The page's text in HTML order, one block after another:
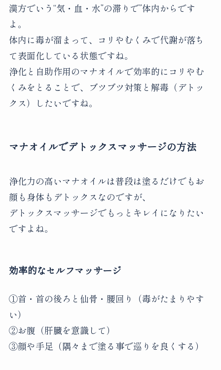
漢方でいう“気・血・水”の滞りで”体内からです
よ。
体内に毒が溜まって、コリやむくみで代謝が落ち
て表面化している状態ですね。
浄化と自助作用のマナオイルで効率的にコリやむ
くみをとることで、ブツブツ対策と解毒（デトッ
クス）したいですね。
マナオイルでデトックスマッサージの方法
浄化力の高いマナオイルは普段は塗るだけでもお
顔も身体もデトックスなのですが、
デトックスマッサージでもっとキレイになりたい
ですよね。
効率的なセルフマッサージ
①首・首の後ろと仙骨・腰回り（毒がたまりやす
い）
②お腹（肝臓を意識して）
③顔や手足（隅々まで塗る事で巡りを良くする）